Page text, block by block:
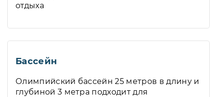
отдыха
Бассейн
Олимпийский бассейн 25 метров в длину и
глубиной 3 метра подходит для